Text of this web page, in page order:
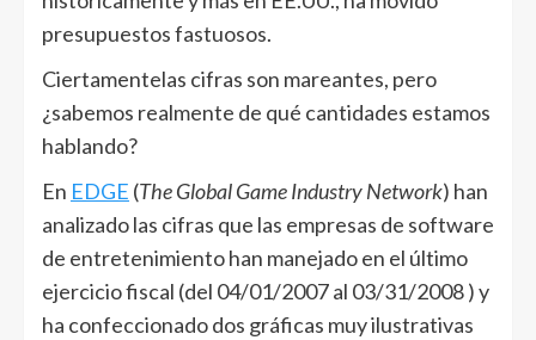
presupuestos fastuosos.
Ciertamentelas cifras son mareantes, pero
¿sabemos realmente de qué cantidades estamos
hablando?
En EDGE (The Global Game Industry Network) han
analizado las cifras que las empresas de software
de entretenimiento han manejado en el último
ejercicio fiscal (del 04/01/2007 al 03/31/2008 ) y
ha confeccionado dos gráficas muy ilustrativas